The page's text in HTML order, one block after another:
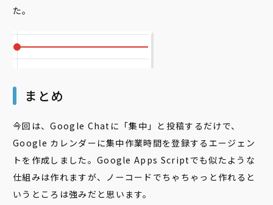
た。
まとめ
今回は、Google Chatに「集中」と投稿するだけで、
Google カレンダーに集中作業時間を登録するエージェン
トを作成しました。Google Apps Scriptでも似たような
仕組みは作れますが、ノーコードでちゃちゃっと作れると
いうところは強みだと思います。